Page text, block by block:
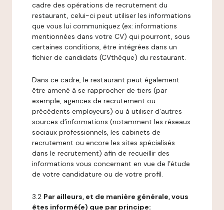
cadre des opérations de recrutement du
restaurant, celui-ci peut utiliser les informations
que vous lui communiquez (ex: informations
mentionnées dans votre CV) qui pourront, sous
certaines conditions, être intégrées dans un
fichier de candidats (CVthèque) du restaurant.
Dans ce cadre, le restaurant peut également
être amené à se rapprocher de tiers (par
exemple, agences de recrutement ou
précédents employeurs) ou à utiliser d’autres
sources d’informations (notamment les réseaux
sociaux professionnels, les cabinets de
recrutement ou encore les sites spécialisés
dans le recrutement) afin de recueillir des
informations vous concernant en vue de l’étude
de votre candidature ou de votre profil.
3.2 Par ailleurs, et de manière générale, vous
êtes informé(e) que par principe: